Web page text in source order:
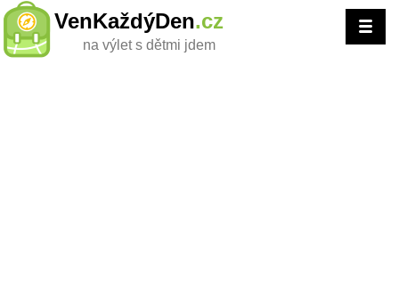
VenKaždýDen.cz
na výlet s dětmi jdem